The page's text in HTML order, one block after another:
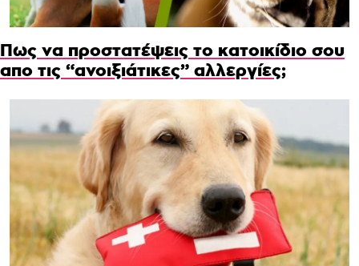
Πως να προστατέψεις το κατοικίδιο σου
απο τις “ανοιξιάτικες” αλλεργίες;